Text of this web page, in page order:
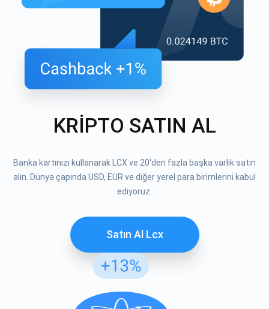
KRİPTO SATIN AL
Banka kartınızı kullanarak LCX ve 20'den fazla başka varlık satın
alın. Dünya çapında USD, EUR ve diğer yerel para birimlerini kabul
ediyoruz.
Satın Al Lcx